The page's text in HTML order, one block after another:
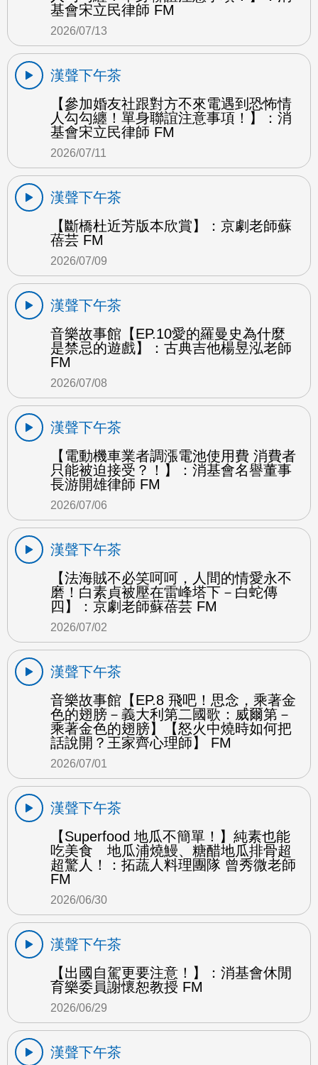
基會宋立民律師 FM
2026/07/13
漢聲下午茶
【參加婚友社跟對方不來電遇到恐怖情
人勾勾纏！單身聯誼注意事項！】：消
基會宋立民律師 FM
2026/07/11
漢聲下午茶
【斷橋杜近芳版本欣賞】：京劇老師蘇
蓓芸 FM
2026/07/09
漢聲下午茶
音樂故事館【EP.10愛的羅曼史為什麼
是禁忌的遊戲】：古典吉他楊昱泓老師
FM
2026/07/08
漢聲下午茶
【電動機車業者調漲電池使用費 消費者
只能被迫接受？！】：消基會名譽董事
長游開雄律師 FM
2026/07/06
漢聲下午茶
【法海賊不必笑呵呵，人間的情愛永不
磨！白素貞被壓在雷峰塔下－白蛇傳
四】：京劇老師蘇蓓芸 FM
2026/07/02
漢聲下午茶
音樂故事館【EP.8 飛吧！思念，乘著金
色的翅膀－義大利第二國歌：威爾第－
乘著金色的翅膀】【怒火中燒時如何把
話說開？王家齊心理師】 FM
2026/07/01
漢聲下午茶
【Superfood 地瓜不簡單！】純素也能
吃美食 地瓜浦燒鰻、糖醋地瓜排骨超
超驚人！：拓蔬人料理團隊 曾秀微老師
FM
2026/06/30
漢聲下午茶
【出國自駕更要注意！】：消基會休閒
育樂委員謝懷恕教授 FM
2026/06/29
漢聲下午茶